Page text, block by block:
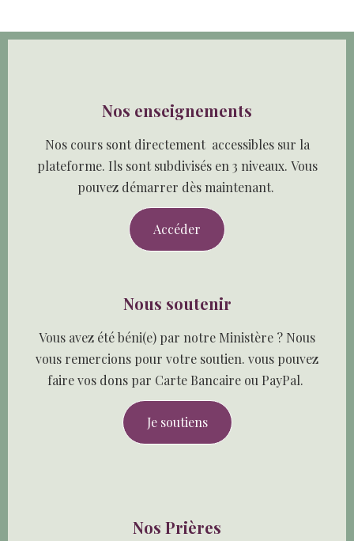
Nos enseignements
Nos cours sont directement accessibles sur la
plateforme. Ils sont subdivisés en 3 niveaux. Vous
pouvez démarrer dès maintenant.
Accéder
Nous soutenir
Vous avez été béni(e) par notre Ministère ? Nous
vous remercions pour votre soutien. vous pouvez
faire vos dons par Carte Bancaire ou PayPal.
Je soutiens
Nos Prières